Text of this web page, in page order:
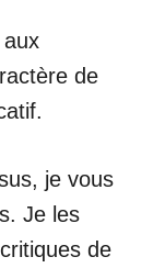
de
je vous
Je les
de